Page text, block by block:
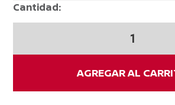
Cantidad:
cantidad
AGREGAR AL